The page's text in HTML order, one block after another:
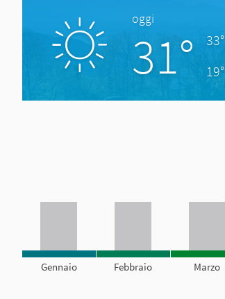
oggi
31°
33°
19°
Gennaio Febbraio Marzo